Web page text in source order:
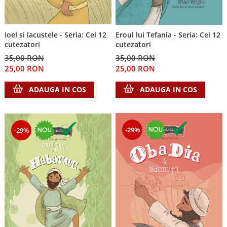
Ioel si lacustele - Seria: Cei 12
cutezatori
35,00 RON
25,00 RON
ADAUGA IN COS
Eroul lui Tefania - Seria: Cei 12
cutezatori
35,00 RON
25,00 RON
ADAUGA IN COS
-29% -29%